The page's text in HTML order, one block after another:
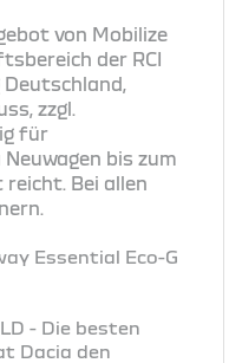
von Mobilize
der RCI
Deutschland,
zzgl.
für
bis zum
reicht. Bei allen
Essential Eco-G
- Die besten
Dacia den